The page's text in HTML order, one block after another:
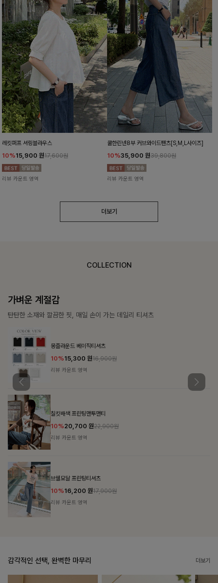
레킷퍼프 셔링블라우스
10%15,900 원17,600원
리뷰 카운트 영역
쿨한린넨8부 커브와이드팬츠[S,M,L사이즈]
10%35,900 원39,800원
리뷰 카운트 영역
더보기
COLLECTION
가장 쉬운 코디
특별한 날부터 일상까지 함께하는 룩
감각적인 선택, 완벽한 마무리 더보기